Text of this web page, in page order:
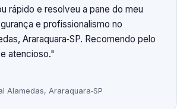
rápido e resolveu a pane do meu
e profissionalismo no
Araraquara‑SP. Recomendo pelo
atencioso.
Alamedas, Araraquara‑SP